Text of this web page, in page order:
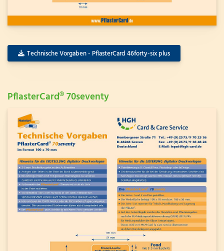
Technische Vorgaben - PflasterCard 46forty-six plus
PflasterCard® 70seventy